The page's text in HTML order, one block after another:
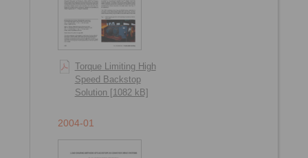
Torque Limiting High
Speed Backstop
Solution [1082 kB]
2004-01